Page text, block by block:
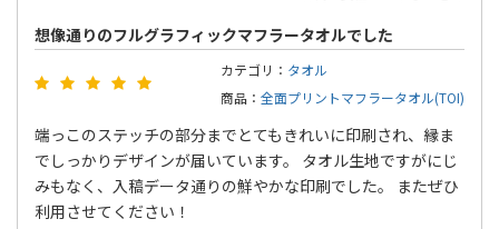
想像通りのフルグラフィックマフラータオルでした
カテゴリ： タオル
商品： 全面プリントマフラータオル(TOI)
端っこのステッチの部分までとてもきれいに印刷され、縁ま
でしっかりデザインが届いています。 タオル生地ですがにじ
みもなく、入稿データ通りの鮮やかな印刷でした。 またぜひ
利用させてください！